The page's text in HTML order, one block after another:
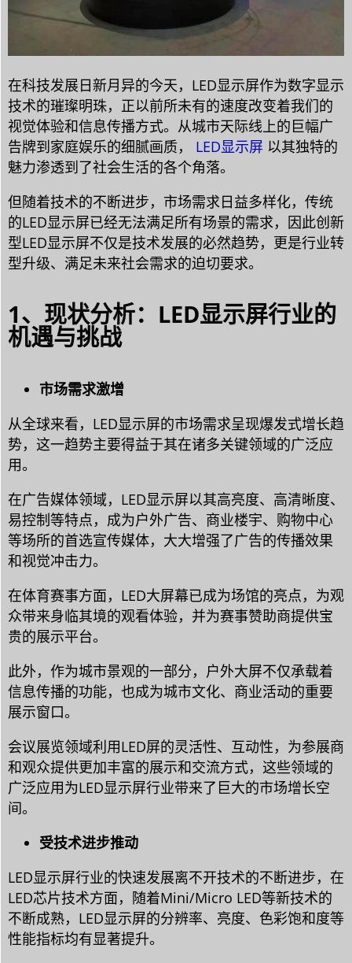
在科技发展日新月异的今天，LED显示屏作为数字显示
技术的璀璨明珠，正以前所未有的速度改变着我们的
视觉体验和信息传播方式。从城市天际线上的巨幅广
告牌到家庭娱乐的细腻画质， LED显示屏 以其独特的
魅力渗透到了社会生活的各个角落。
但随着技术的不断进步，市场需求日益多样化，传统
的LED显示屏已经无法满足所有场景的需求，因此创新
型LED显示屏不仅是技术发展的必然趋势，更是行业转
型升级、满足未来社会需求的迫切要求。
1、现状分析：LED显示屏行业的
机遇与挑战
市场需求激增
从全球来看，LED显示屏的市场需求呈现爆发式增长趋
势，这一趋势主要得益于其在诸多关键领域的广泛应
用。
在广告媒体领域，LED显示屏以其高亮度、高清晰度、
易控制等特点，成为户外广告、商业楼宇、购物中心
等场所的首选宣传媒体，大大增强了广告的传播效果
和视觉冲击力。
在体育赛事方面，LED大屏幕已成为场馆的亮点，为观
众带来身临其境的观看体验，并为赛事赞助商提供宝
贵的展示平台。
此外，作为城市景观的一部分，户外大屏不仅承载着
信息传播的功能，也成为城市文化、商业活动的重要
展示窗口。
会议展览领域利用LED屏的灵活性、互动性，为参展商
和观众提供更加丰富的展示和交流方式，这些领域的
广泛应用为LED显示屏行业带来了巨大的市场增长空
间。
受技术进步推动
LED显示屏行业的快速发展离不开技术的不断进步，在
LED芯片技术方面，随着Mini/Micro LED等新技术的
不断成熟，LED显示屏的分辨率、亮度、色彩饱和度等
性能指标均有显著提升。